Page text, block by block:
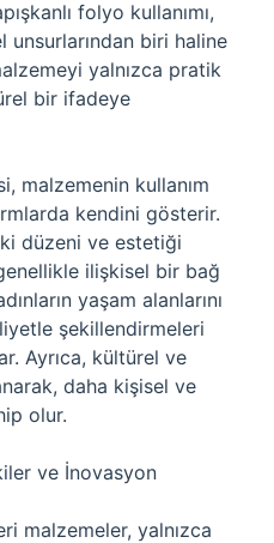
folyo kullanımı,
biri haline
yalnızca pratik
bir ifadeye
malzemenin kullanım
kendini gösterir.
düzeni ve estetiği
ilişkisel bir bağ
yaşam alanlarını
şekillendirmeleri
Ayrıca, kültürel ve
daha kişisel ve
olur.
ve İnovasyon
malzemeler, yalnızca